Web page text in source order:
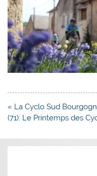
Navigation
de
« La Cyclo Sud
(71): Le Printemps des